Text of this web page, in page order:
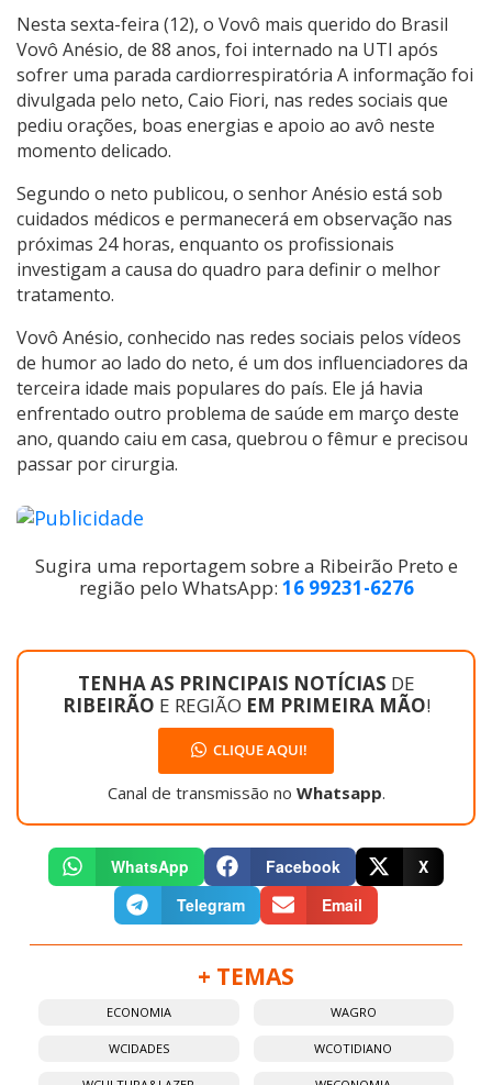
Nesta sexta-feira (12), o Vovô mais querido do Brasil
Vovô Anésio, de 88 anos, foi internado na UTI após
sofrer uma parada cardiorrespiratória A informação foi
divulgada pelo neto, Caio Fiori, nas redes sociais que
pediu orações, boas energias e apoio ao avô neste
momento delicado.
Segundo o neto publicou, o senhor Anésio está sob
cuidados médicos e permanecerá em observação nas
próximas 24 horas, enquanto os profissionais
investigam a causa do quadro para definir o melhor
tratamento.
Vovô Anésio, conhecido nas redes sociais pelos vídeos
de humor ao lado do neto, é um dos influenciadores da
terceira idade mais populares do país. Ele já havia
enfrentado outro problema de saúde em março deste
ano, quando caiu em casa, quebrou o fêmur e precisou
passar por cirurgia.
Sugira uma reportagem sobre a Ribeirão Preto e
região pelo WhatsApp: 16 99231-6276
TENHA AS PRINCIPAIS NOTÍCIAS DE
RIBEIRÃO E REGIÃO EM PRIMEIRA MÃO!
CLIQUE AQUI!
Canal de transmissão no Whatsapp.
WhatsApp Facebook
X
Telegram
Email
+ TEMAS
ECONOMIA WAGRO
WCIDADES WCOTIDIANO